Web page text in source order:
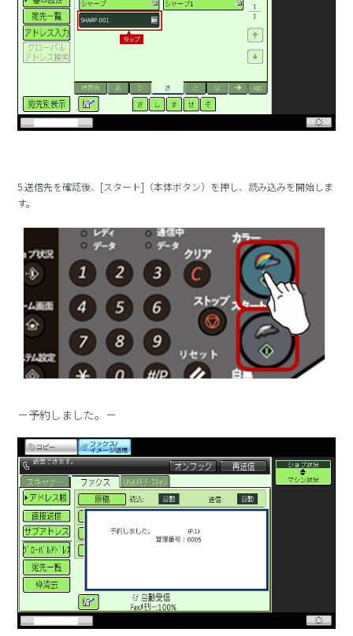
5.送信先を確認後、[スタート]（本体ボタン）を押し、読み込みを開始しま
す。
－予約しました。－